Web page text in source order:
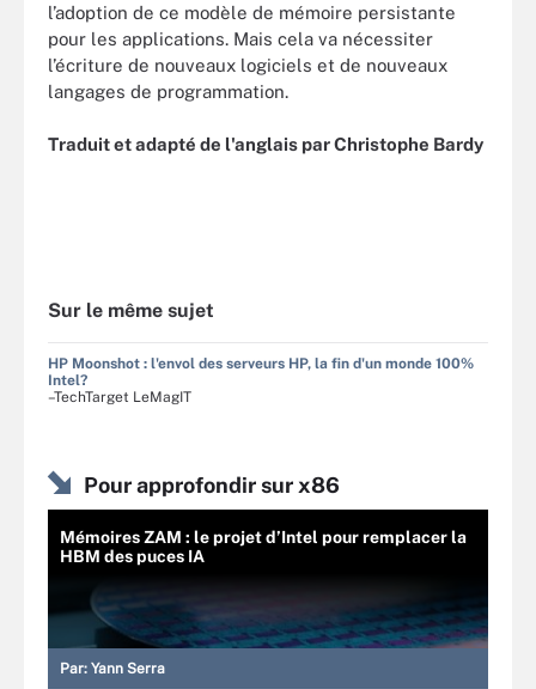
l’adoption de ce modèle de mémoire persistante
pour les applications. Mais cela va nécessiter
l’écriture de nouveaux logiciels et de nouveaux
langages de programmation.
Traduit et adapté de l'anglais par Christophe Bardy
Sur le même sujet
HP Moonshot : l'envol des serveurs HP, la fin d'un monde 100%
Intel?
–TechTarget LeMagIT
Pour approfondir sur x86
Mémoires ZAM : le projet d’Intel pour remplacer la
HBM des puces IA
Par: Yann Serra